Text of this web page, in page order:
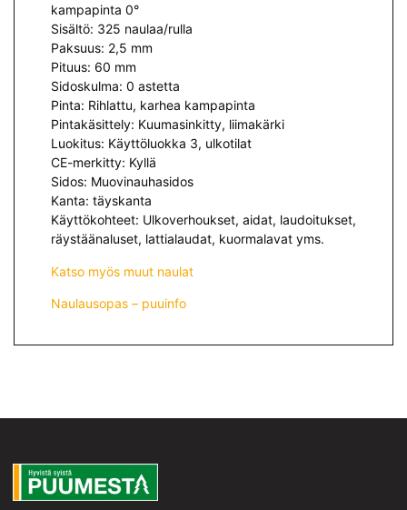
kampapinta 0°
Sisältö: 325 naulaa/rulla
Paksuus: 2,5 mm
Pituus: 60 mm
Sidoskulma: 0 astetta
Pinta: Rihlattu, karhea kampapinta
Pintakäsittely: Kuumasinkitty, liimakärki
Luokitus: Käyttöluokka 3, ulkotilat
CE-merkitty: Kyllä
Sidos: Muovinauhasidos
Kanta: täyskanta
Käyttökohteet: Ulkoverhoukset, aidat, laudoitukset,
räystäänaluset, lattialaudat, kuormalavat yms.
Katso myös muut naulat
Naulausopas – puuinfo